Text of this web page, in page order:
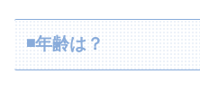
◾️年齢は？